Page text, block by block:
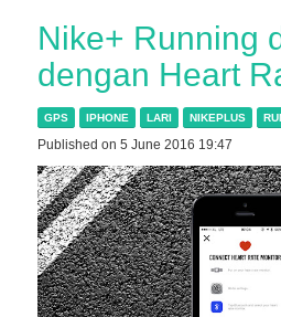
Nike+ Running
dengan Heart
GPS IPHONE LARI NIKEPLUS
Published on 5 June 2016 19:47